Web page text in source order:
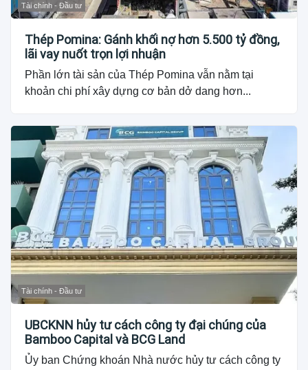
Tài chính - Đầu tư
Thép Pomina: Gánh khối nợ hơn 5.500 tỷ đồng,
lãi vay nuốt trọn lợi nhuận
Phần lớn tài sản của Thép Pomina vẫn nằm tại
khoản chi phí xây dựng cơ bản dở dang hơn...
Tài chính - Đầu tư
UBCKNN hủy tư cách công ty đại chúng của
Bamboo Capital và BCG Land
Ủy ban Chứng khoán Nhà nước hủy tư cách công ty